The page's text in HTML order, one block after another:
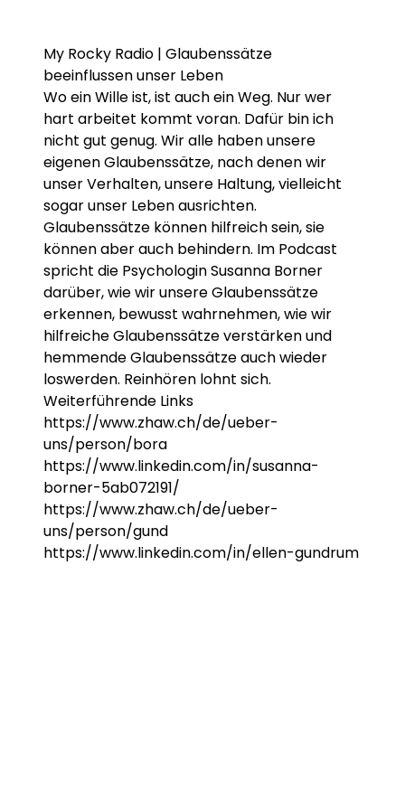
My Rocky Radio | Glaubenssätze
beeinflussen unser Leben
Wo ein Wille ist, ist auch ein Weg. Nur wer
hart arbeitet kommt voran. Dafür bin ich
nicht gut genug. Wir alle haben unsere
eigenen Glaubenssätze, nach denen wir
unser Verhalten, unsere Haltung, vielleicht
sogar unser Leben ausrichten.
Glaubenssätze können hilfreich sein, sie
können aber auch behindern. Im Podcast
spricht die Psychologin Susanna Borner
darüber, wie wir unsere Glaubenssätze
erkennen, bewusst wahrnehmen, wie wir
hilfreiche Glaubenssätze verstärken und
hemmende Glaubenssätze auch wieder
loswerden. Reinhören lohnt sich.
Weiterführende Links
https://www.zhaw.ch/de/ueber-
uns/person/bora
https://www.linkedin.com/in/susanna-
borner-5ab072191/
https://www.zhaw.ch/de/ueber-
uns/person/gund
https://www.linkedin.com/in/ellen-gundrum